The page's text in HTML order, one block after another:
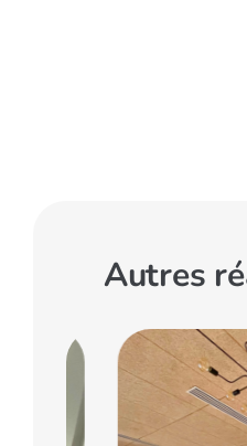
Autres